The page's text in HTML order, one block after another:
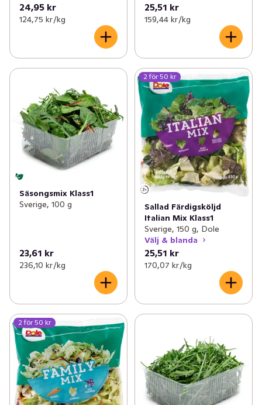
24,95 kr
124,75 kr /kg
25,51 kr
159,44 kr /kg
Säsongsmix Klass1
Sverige, 100 g
23,61 kr
236,10 kr /kg
2 för 50 kr
Sallad Färdigsköljd
Italian Mix Klass1
Sverige, 150 g, Dole
Välj & blanda
25,51 kr
170,07 kr /kg
2 för 50 kr